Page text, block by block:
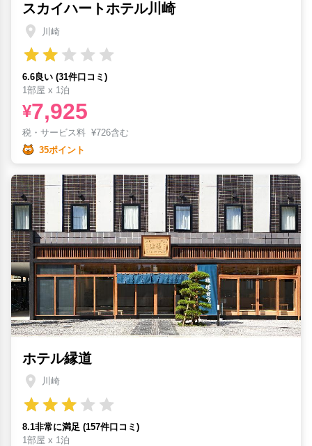
スカイハートホテル川崎
川崎
6.6良い (31件口コミ)
1部屋 x 1泊
¥7,925
税・サービス料 ¥726含む
35ポイント
ホテル縁道
川崎
8.1非常に満足 (157件口コミ)
1部屋 x 1泊